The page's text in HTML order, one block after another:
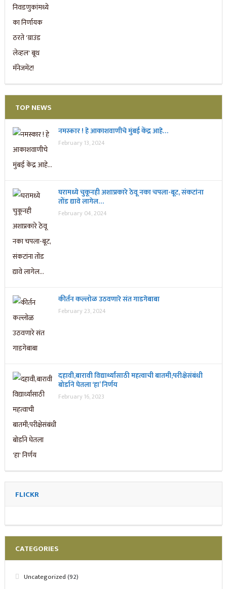
TOP NEWS
नमस्कार ! हे आकाशवाणीचे मुंबई केंद्र आहे…
February 13, 2024
घरामध्ये चुकूनही अशाप्रकारे ठेवू नका चपला-बूट, संकटांना
तोंड द्यावे लागेल…
February 04, 2024
कीर्तन कल्लोळ उठवणारे संत गाडगेबाबा
February 23, 2024
दहावी,बारावी विद्यार्थ्यांसाठी महत्वाची बातमी;परीक्षेसंबंधी
बोर्डाने घेतला ‘हा’ निर्णय
February 16, 2023
FLICKR
CATEGORIES
Uncategorized(92)